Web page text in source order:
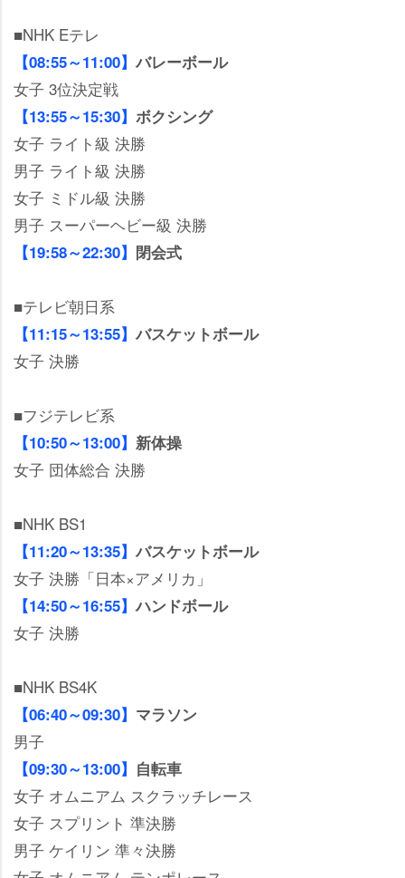
■NHK Eテレ
【08:55～11:00】バレーボール
女子 3位決定戦
【13:55～15:30】 ボクシング
女子 ライト級 決勝
男子 ライト級 決勝
女子 ミドル級 決勝
男子 スーパーヘビー級 決勝
【19:58～22:30】 閉会式
■テレビ朝日系
【11:15～13:55】バスケットボール
女子 決勝
■フジテレビ系
【10:50～13:00】 新体操
女子 団体総合 決勝
■NHK BS1
【11:20～13:35】バスケットボール
女子 決勝「日本×アメリカ」
【14:50～16:55】ハンドボール
女子 決勝
■NHK BS4K
【06:40～09:30】 マラソン
男子
【09:30～13:00】 自転車
女子 オムニアム スクラッチレース
女子 スプリント 準決勝
男子 ケイリン 準々決勝